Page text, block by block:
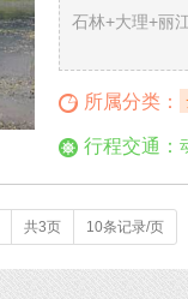
石林+大理+丽
所属分类：
行程交通：
共3页 10条记录/页